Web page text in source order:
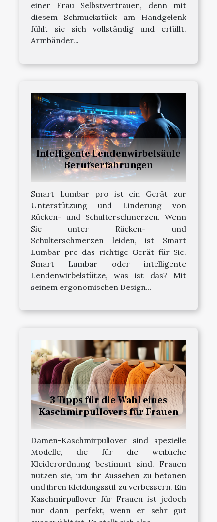
einer Frau Selbstvertrauen, denn mit
diesem Schmuckstück am Handgelenk
fühlt sie sich vollständig und erfüllt.
Armbänder...
Intelligente Lendenwirbelsäule
Berufserfahrungen
Smart Lumbar pro ist ein Gerät zur
Unterstützung und Linderung von
Rücken- und Schulterschmerzen. Wenn
Sie unter Rücken- und
Schulterschmerzen leiden, ist Smart
Lumbar pro das richtige Gerät für Sie.
Smart Lumbar oder intelligente
Lendenwirbelstütze, was ist das? Mit
seinem ergonomischen Design...
3 Tipps für die Wahl eines
Kaschmirpullovers für Frauen
Damen-Kaschmirpullover sind spezielle
Modelle, die für die weibliche
Kleiderordnung bestimmt sind. Frauen
nutzen sie, um ihr Aussehen zu betonen
und ihren Kleidungsstil zu verbessern. Ein
Kaschmirpullover für Frauen ist jedoch
nur dann perfekt, wenn er sehr gut